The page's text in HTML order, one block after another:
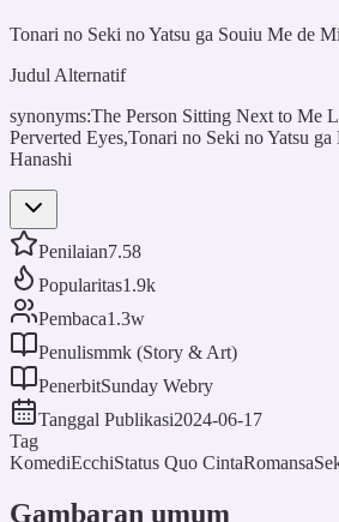
Tonari no Seki no Yatsu ga Souiu Me de
Judul Alternatif
synonyms:The Person Sitting Next to Me
Perverted Eyes,Tonari no Seki no Yatsu
Hanashi
Penilaian7.58
Popularitas1.9k
Pembaca1.3w
Penulismmk (Story & Art)
PenerbitSunday Webry
Tanggal Publikasi2024-06-17
Tag
KomediEcchiStatus Quo CintaRomansa
Gambaran umum